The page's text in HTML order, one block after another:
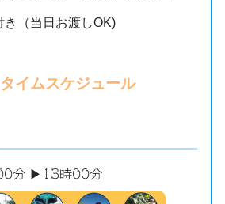
き（当日お渡しOK)
イムスケジュール
分 ▶13時00分